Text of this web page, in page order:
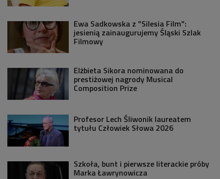
Ewa Sadkowska z "Silesia Film":
jesienią zainaugurujemy Śląski Szlak
Filmowy
Elżbieta Sikora nominowana do
prestiżowej nagrody Musical
Composition Prize
Profesor Lech Śliwonik laureatem
tytułu Człowiek Słowa 2026
Szkoła, bunt i pierwsze literackie próby
Marka Ławrynowicza